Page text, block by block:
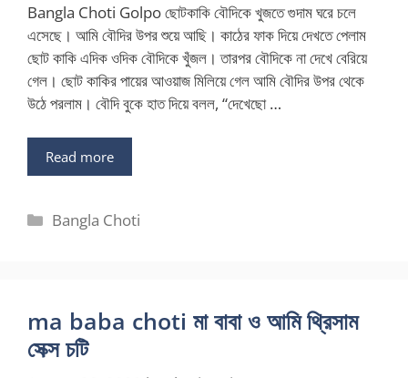
Bangla Choti Golpo ছোটকাকি বৌদিকে খুজতে গুদাম ঘরে চলে
এসেছে। আমি বৌদির উপর শুয়ে আছি। কাঠের ফাক দিয়ে দেখতে পেলাম
ছোট কাকি এদিক ওদিক বৌদিকে খুঁজল। তারপর বৌদিকে না দেখে বেরিয়ে
গেল। ছোট কাকির পায়ের আওয়াজ মিলিয়ে গেল আমি বৌদির উপর থেকে
উঠে পরলাম। বৌদি বুকে হাত দিয়ে বলল, “দেখেছো …
Read more
Categories
Bangla Choti
ma baba choti মা বাবা ও আমি থ্রিসাম
সেক্স চটি